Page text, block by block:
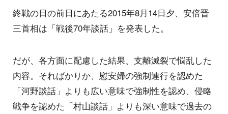
終戦の日の前日にあたる2015年8月14日夕、安倍晋
三首相は「戦後70年談話」を発表した。
だが、各方面に配慮した結果、支離滅裂で悩乱した
内容。そればかりか、慰安婦の強制連行を認めた
「河野談話」よりも広い意味で強制性を認め、侵略
戦争を認めた「村山談話」よりも深い意味で過去の